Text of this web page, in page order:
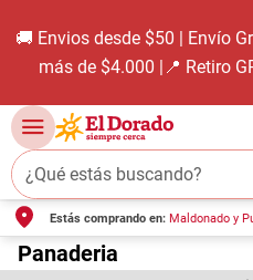
🚚 Envios desde $50 | Envío
más de $4.000 |📍 Retiro
¿Qué estás buscando?
Estás comprando en: Maldonado y
Panaderia